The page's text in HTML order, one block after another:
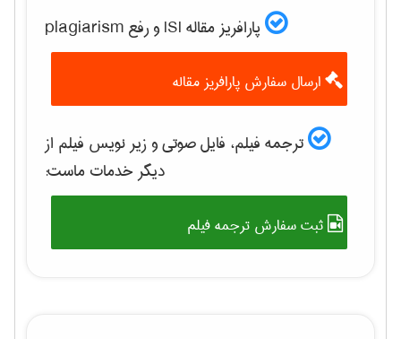
پارافریز مقاله ISI و رفع plagiarism
ارسال سفارش پارافریز مقاله
ترجمه فیلم، فایل صوتی و زیر نویس فیلم از
دیگر خدمات ماست:
ثبت سفارش ترجمه فیلم